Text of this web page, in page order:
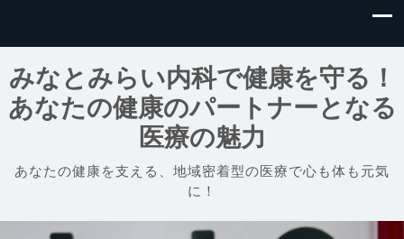
みなとみらい内科で健康を守る！
あなたの健康のパートナーとなる
医療の魅力
あなたの健康を支える、地域密着型の医療で心も体も元気
に！